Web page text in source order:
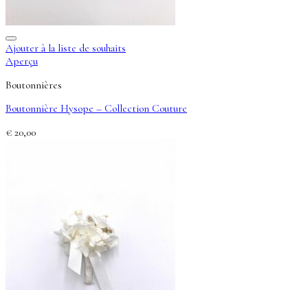
Ajouter à la liste de souhaits
Aperçu
Boutonnières
Boutonnière Hysope – Collection Couture
€ 20,00